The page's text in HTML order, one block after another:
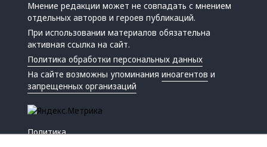
Мнение редакции может не совпадать с мнением
отдельных авторов и героев публикаций.
При использовании материалов обязательна
активная ссылка на сайт.
Политика обработки персональных данных
На сайте возможны упоминанияиноагентов и
запрещенных организаций
Политика